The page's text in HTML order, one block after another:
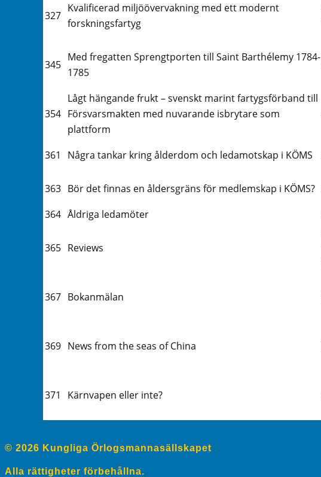
327
Kvalificerad miljöövervakning med ett modernt
forskningsfartyg
345
Med fregatten Sprengtporten till Saint Barthélemy 1784-
1785
354
Lågt hängande frukt – svenskt marint fartygsförband till
Försvarsmakten med nuvarande isbrytare som
plattform
361
Några tankar kring ålderdom och ledamotskap i KÖMS
363 Bör det finnas en åldersgräns för medlemskap i KÖMS?
364 Åldriga ledamöter
365 Reviews
367 Bokanmälan
369 News from the seas of China
371 Kärnvapen eller inte?
© 2026 Kungliga Örlogsmannasällskapet
Alla rättigheter förbehållna.